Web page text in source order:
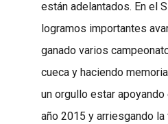
están adelantados. En el
logramos importantes
ganado varios
cueca y haciendo
un orgullo estar
año 2015 y arriesgando la